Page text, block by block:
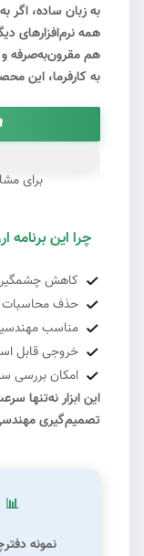
به زبان ساده، اگر
همه نرم‌افزارهای
هم مقرون‌به‌صرفه
به کارفرما، این
برای
چرا این برنامه
کاهش چشمگیر
حذف محاسبات
مناسب
خروجی قابل
امکان بررسی
این ابزار نه‌تنها
تصمیم‌گیری
📊
نمونه